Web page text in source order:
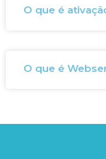
O que é
O que é